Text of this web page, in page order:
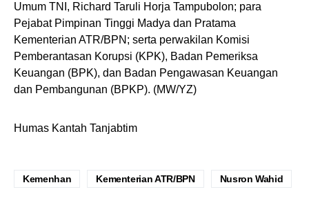
Umum TNI, Richard Taruli Horja Tampubolon; para
Pejabat Pimpinan Tinggi Madya dan Pratama
Kementerian ATR/BPN; serta perwakilan Komisi
Pemberantasan Korupsi (KPK), Badan Pemeriksa
Keuangan (BPK), dan Badan Pengawasan Keuangan
dan Pembangunan (BPKP). (MW/YZ)
Humas Kantah Tanjabtim
Kemenhan Kementerian ATR/BPN Nusron Wahid